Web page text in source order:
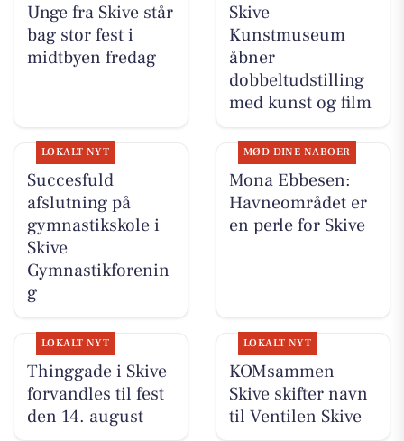
Unge fra Skive står
bag stor fest i
midtbyen fredag
Skive
Kunstmuseum
åbner
dobbeltudstilling
med kunst og film
LOKALT NYT
Succesfuld
afslutning på
gymnastikskole i
Skive
Gymnastikforenin
g
MØD DINE NABOER
Mona Ebbesen:
Havneområdet er
en perle for Skive
LOKALT NYT
Thinggade i Skive
forvandles til fest
den 14. august
LOKALT NYT
KOMsammen
Skive skifter navn
til Ventilen Skive